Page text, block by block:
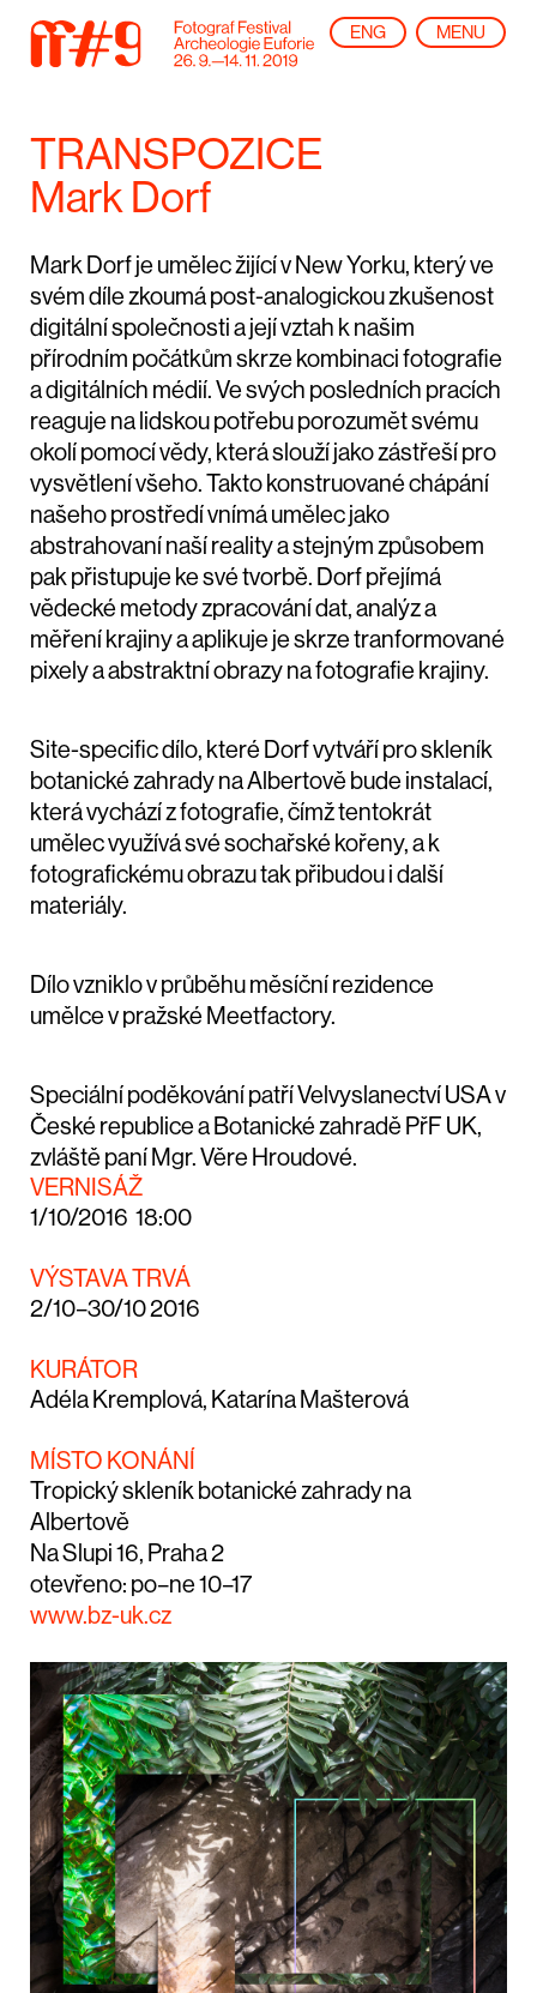
ENG MENU
TRANSPOZICE
Mark Dorf
Mark Dorf je umělec žijící v New Yorku, který ve
svém díle zkoumá post-analogickou zkušenost
digitální společnosti a její vztah k našim
přírodním počátkům skrze kombinaci fotografie
a digitálních médií. Ve svých posledních pracích
reaguje na lidskou potřebu porozumět svému
okolí pomocí vědy, která slouží jako zástřeší pro
vysvětlení všeho. Takto konstruované chápání
našeho prostředí vnímá umělec jako
abstrahovaní naší reality a stejným způsobem
pak přistupuje ke své tvorbě. Dorf přejímá
vědecké metody zpracování dat, analýz a
měření krajiny a aplikuje je skrze tranformované
pixely a abstraktní obrazy na fotografie krajiny.
Site-specific dílo, které Dorf vytváří pro skleník
botanické zahrady na Albertově bude instalací,
která vychází z fotografie, čímž tentokrát
umělec využívá své sochařské kořeny, a k
fotografickému obrazu tak přibudou i další
materiály.
Dílo vzniklo v průběhu měsíční rezidence
umělce v pražské Meetfactory.
Speciální poděkování patří Velvyslanectví USA v
České republice a Botanické zahradě PřF UK,
zvláště paní Mgr. Věre Hroudové.
VERNISÁŽ
1/10/2016 18:00
VÝSTAVA TRVÁ
2/10–30/10 2016
KURÁTOR
Adéla Kremplová, Katarína Mašterová
MÍSTO KONÁNÍ
Tropický skleník botanické zahrady na
Albertově
Na Slupi 16, Praha 2
otevřeno: po–ne 10–17
www.bz-uk.cz